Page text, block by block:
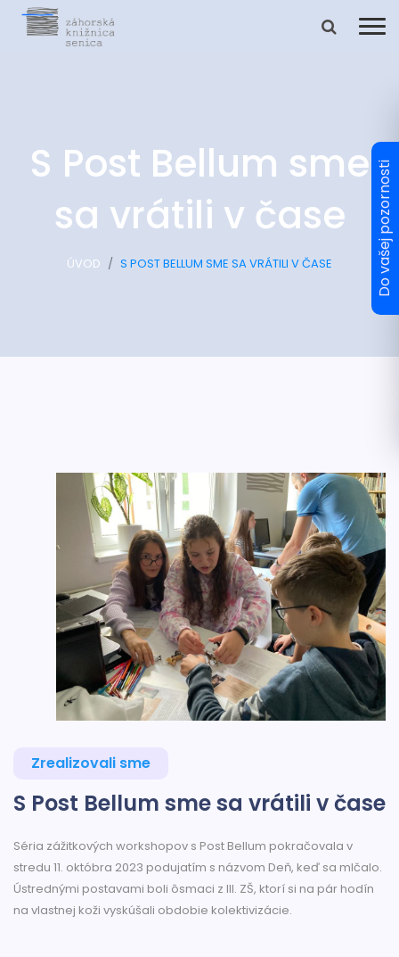
S Post Bellum sme
sa vrátili v čase
ÚVOD S POST BELLUM SME SA VRÁTILI V ČASE
Zrealizovali sme
S Post Bellum sme sa vrátili v čase
Séria zážitkových workshopov s Post Bellum pokračovala v
stredu 11. októbra 2023 podujatím s názvom Deň, keď sa mlčalo.
Ústrednými postavami boli ôsmaci z III. ZŠ, ktorí si na pár hodín
na vlastnej koži vyskúšali obdobie kolektivizácie.